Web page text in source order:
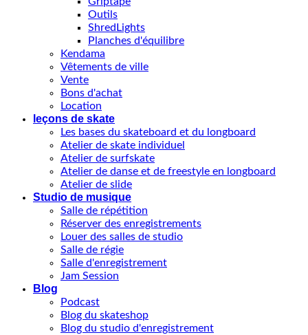
Outils
ShredLights
Planches d'équilibre
Kendama
Vêtements de ville
Vente
Bons d'achat
Location
leçons de skate
Les bases du skateboard et du longboard
Atelier de skate individuel
Atelier de surfskate
Atelier de danse et de freestyle en longboard
Atelier de slide
Studio de musique
Salle de répétition
Réserver des enregistrements
Louer des salles de studio
Salle de régie
Salle d'enregistrement
Jam Session
Blog
Podcast
Blog du skateshop
Blog du studio d'enregistrement